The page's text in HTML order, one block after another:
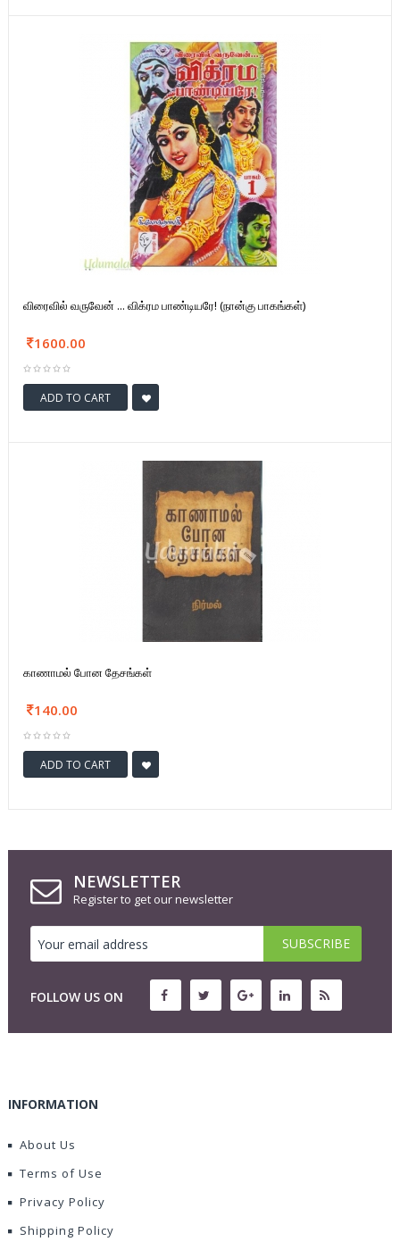
விரைவில் வருவேன் ... விக்ரம பாண்டியரே! (நான்கு பாகங்கள்)
1600.00
ADD TO CART
காணாமல் போன தேசங்கள்
140.00
ADD TO CART
NEWSLETTER
Register to get our newsletter
FOLLOW US ON
INFORMATION
About Us
Terms of Use
Privacy Policy
Shipping Policy